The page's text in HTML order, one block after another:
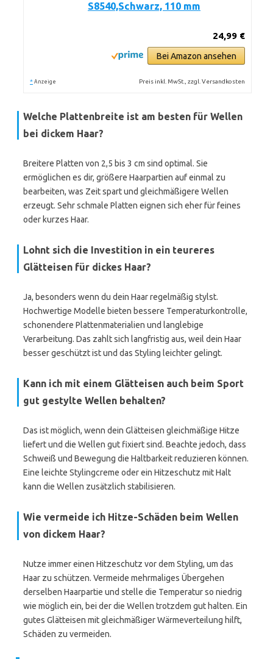
S8540,Schwarz, 110 mm
24,99 €
Bei Amazon ansehen
* Anzeige Preis inkl. MwSt., zzgl. Versandkosten
Welche Plattenbreite ist am besten für Wellen
bei dickem Haar?
Breitere Platten von 2,5 bis 3 cm sind optimal. Sie
ermöglichen es dir, größere Haarpartien auf einmal zu
bearbeiten, was Zeit spart und gleichmäßigere Wellen
erzeugt. Sehr schmale Platten eignen sich eher für feines
oder kurzes Haar.
Lohnt sich die Investition in ein teureres
Glätteisen für dickes Haar?
Ja, besonders wenn du dein Haar regelmäßig stylst.
Hochwertige Modelle bieten bessere Temperaturkontrolle,
schonendere Plattenmaterialien und langlebige
Verarbeitung. Das zahlt sich langfristig aus, weil dein Haar
besser geschützt ist und das Styling leichter gelingt.
Kann ich mit einem Glätteisen auch beim Sport
gut gestylte Wellen behalten?
Das ist möglich, wenn dein Glätteisen gleichmäßige Hitze
liefert und die Wellen gut fixiert sind. Beachte jedoch, dass
Schweiß und Bewegung die Haltbarkeit reduzieren können.
Eine leichte Stylingcreme oder ein Hitzeschutz mit Halt
kann die Wellen zusätzlich stabilisieren.
Wie vermeide ich Hitze-Schäden beim Wellen
von dickem Haar?
Nutze immer einen Hitzeschutz vor dem Styling, um das
Haar zu schützen. Vermeide mehrmaliges Übergehen
derselben Haarpartie und stelle die Temperatur so niedrig
wie möglich ein, bei der die Wellen trotzdem gut halten. Ein
gutes Glätteisen mit gleichmäßiger Wärmeverteilung hilft,
Schäden zu vermeiden.